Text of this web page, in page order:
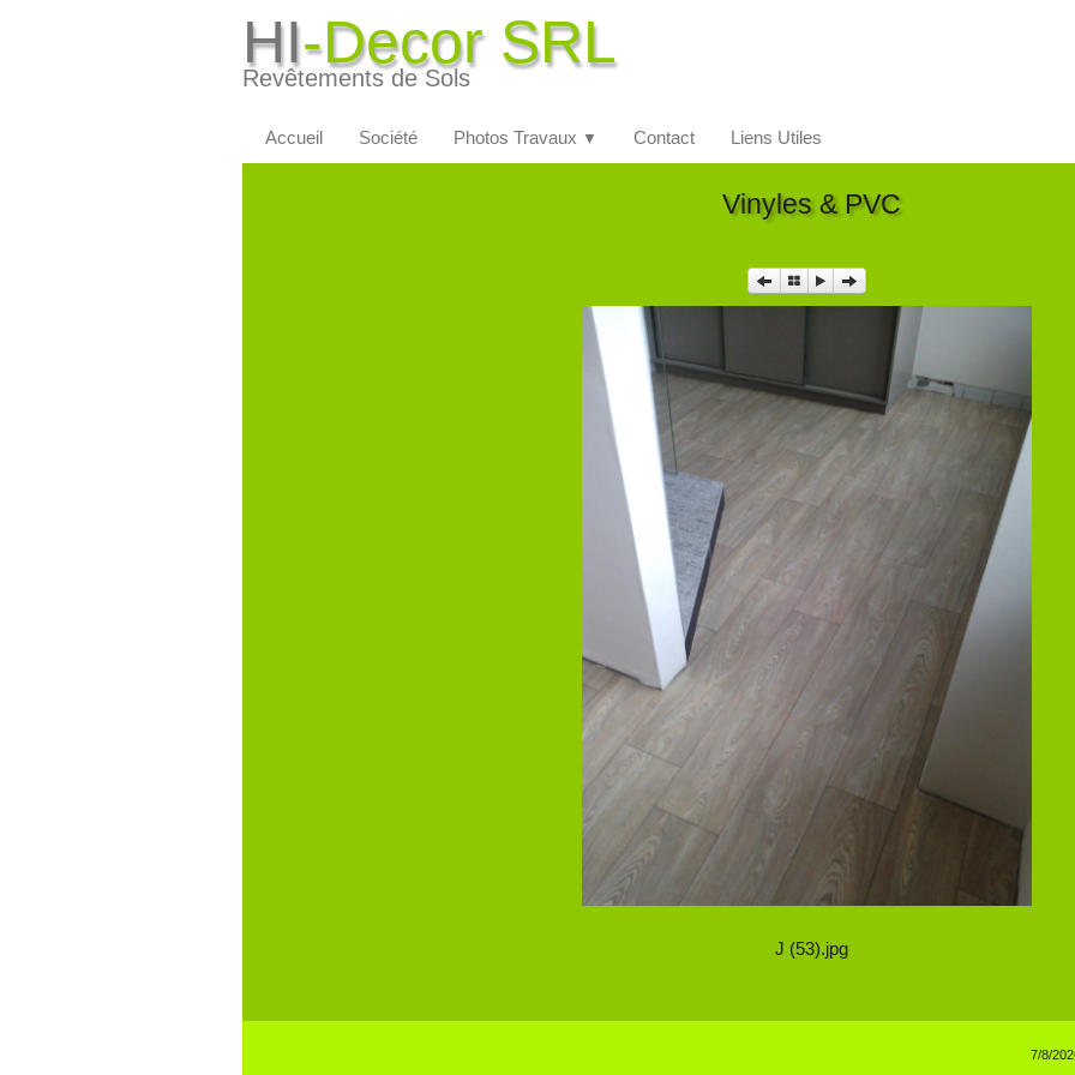
HI-Decor SRL
Revêtements de Sols
Accueil Société Photos Travaux ▼ Contact Liens Utiles
Vinyles & PVC
J (53).jpg
7/8/